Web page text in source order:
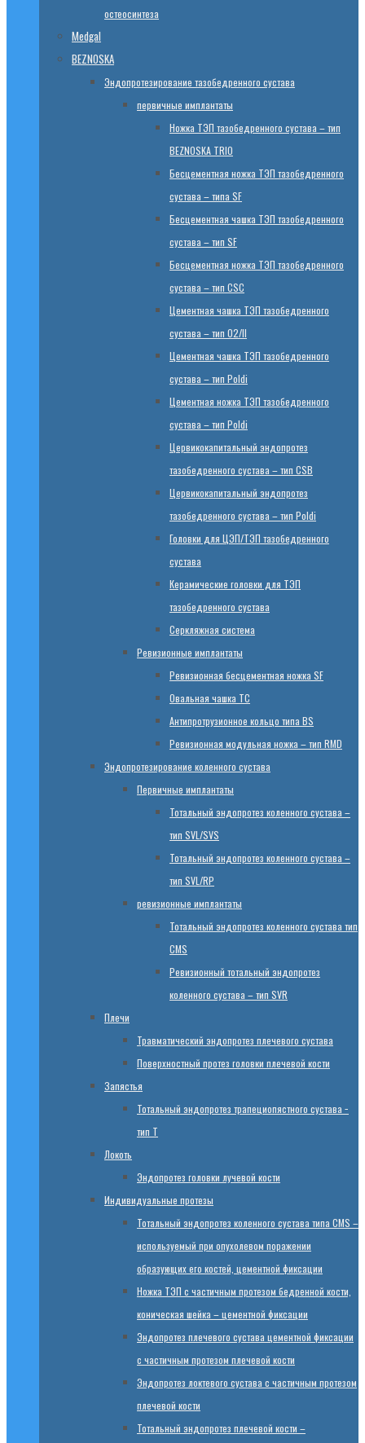
остеосинтеза
Medgal
BEZNOSKA
Эндопротезированиe тазобедренного сустава
первичные имплантаты
Ножка ТЭП тазобедренного сустава – тип
BEZNOSKA TRIO
Бесцементная ножка ТЭП тазобедренного
сустава – типа SF
Бесцементная чашка ТЭП тазобедренного
сустава – тип SF
Бесцементная ножка ТЭП тазобедренного
сустава – тип CSC
Цементная чашка ТЭП тазобедренного
сустава – тип 02/II
Цементная чашка ТЭП тазобедренного
сустава – тип Poldi
Цементная ножка ТЭП тазобедренного
сустава – тип Poldi
Цервикокапитальный эндопротез
тазобедренного сустава – тип CSB
Цервикокапитальный эндопротез
тазобедренного сустава – тип Poldi
Головки для ЦЭП/ТЭП тазобедренного
сустава
Керамические головки для ТЭП
тазобедренного сустава
Серкляжная система
Ревизионные имплантаты
Ревизионная бесцементная ножка SF
Овальная чашка TC
Антипротрузионное кольцо типа BS
Ревизионная модульная ножка – тип RMD
Эндопротезированиe коленного сустава
Первичные имплантаты
Тотальный эндопротез коленного сустава –
тип SVL/SVS
Тотальный эндопротез коленного сустава –
тип SVL/RP
ревизионные имплантаты
Тотальный эндопротез коленного сустава тип
CMS
Ревизионный тотальный эндопротез
коленного сустава – тип SVR
Плечи
Травматический эндопротез плечевого сустава
Поверхностный протез головки плечевой кости
Запястья
Тотальный эндопротез трапециопястного сустава −
тип T
Локоть
Эндопротез головки лучевой кости
Индивидуальные протезы
Тотальный эндопротез коленного сустава типа CMS –
используемый при опухолевом поражении
образующих его костей, цементной фиксации
Ножка ТЭП с частичным протезом бедренной кости,
коническая шейка – цементной фиксации
Эндопротез плечевого сустава цементной фиксации
с частичным протезом плечевой кости
Эндопротез локтевого сустава с частичным протезом
плечевой кости
Тотальный эндопротез плечевой кости –